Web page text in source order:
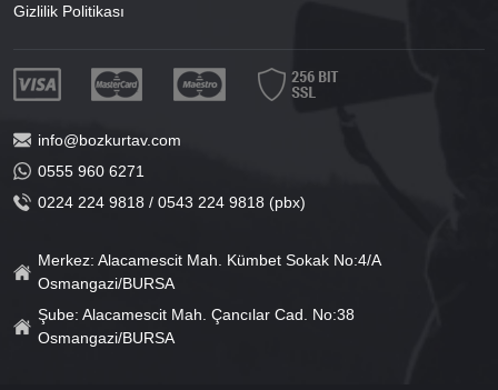
Gizlilik Politikası
info@bozkurtav.com
0555 960 6271
0224 224 9818 / 0543 224 9818 (pbx)
Merkez: Alacamescit Mah. Kümbet Sokak No:4/A
Osmangazi/BURSA
Şube: Alacamescit Mah. Çancılar Cad. No:38
Osmangazi/BURSA